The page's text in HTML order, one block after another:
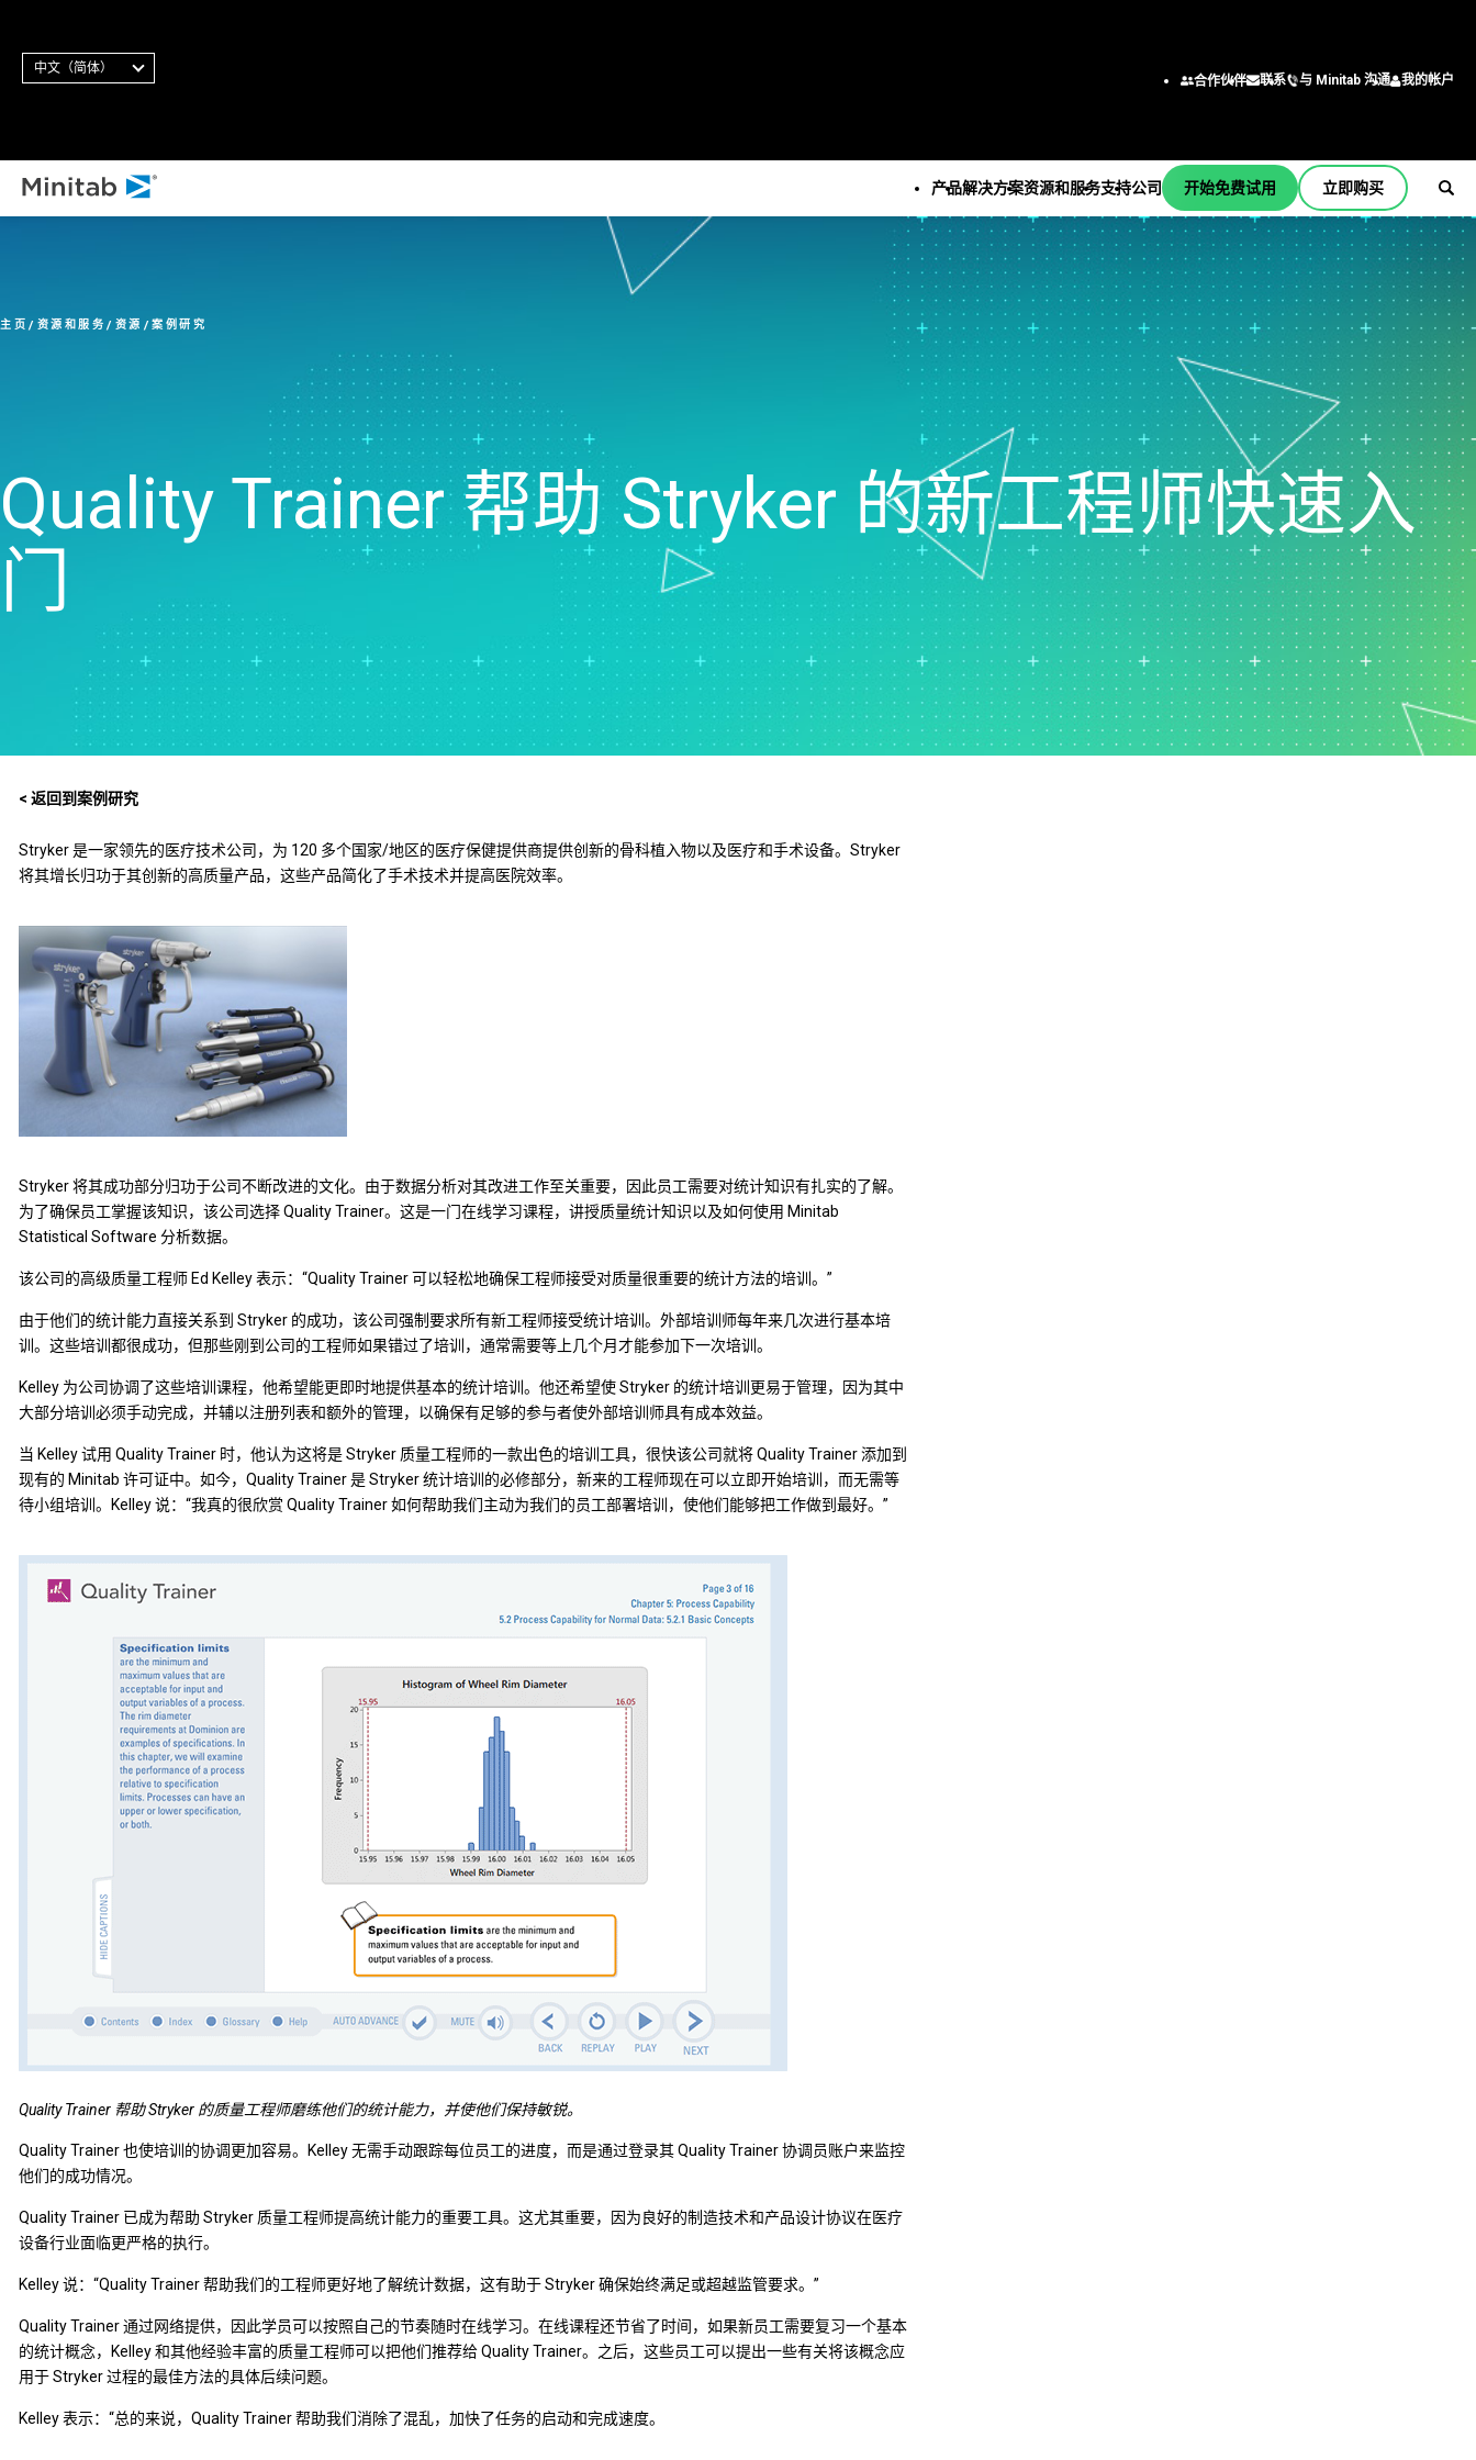
中文（简体）
合作伙伴
联系 与 Minitab 沟通 我的帐户
产品
Minitab Solution Center
Minitab Statistical
Minitab Connect
Minitab Education Hub
Minitab Engage
Minitab Workspace
Real-Time SPC
Prolink 数据收集和统计过
Scytec 数据收集和 OEE
Simul8 离散事件模拟
SPM
解决方案
业务分析和智能软件
统计过程控制
质量分析
Live Analytics
可靠性和寿命数据分析
离散事件模拟
自动化数据收集
数据集成和数据准备
模型和机器学习运营
创新和项目管理
过程卓越：检测、纠正和预
行业解决方案
学术
建筑
能源和自然资源
政府和公共部门
医疗保健
保险
制造和工业
制药
服务
软件和技术
按职能/角色
工程
商业分析师
信息技术
供应链
客户服务和联系中心
人力资源
营销数据分析
研发
资源和服务
电子书和白皮书
服务
培训
部署
自定进度的学习
继续教育
咨询
支持
技术支持
订阅和激活
Minitab Quick Start
培训
安装支持
支持文档
软件更新
产品下载
支持政策
公司
公司
关于我们
领导团队
合作伙伴
职业
新闻
Minitab 商品
开始免费试用 立即购买
主页 资源和服务 资源 案例研究
Quality Trainer 帮助 Stryker 的新工程师快速入
门
< 返回到案例研究
Stryker 是一家领先的医疗技术公司，为 120 多个国家/地区的医疗保健提供商提供创新的骨科植入物以及医疗和手术设备。Stryker
将其增长归功于其创新的高质量产品，这些产品简化了手术技术并提高医院效率。
Stryker 将其成功部分归功于公司不断改进的文化。由于数据分析对其改进工作至关重要，因此员工需要对统计知识有扎实的了解。
为了确保员工掌握该知识，该公司选择 Quality Trainer。这是一门在线学习课程，讲授质量统计知识以及如何使用 Minitab
Statistical Software 分析数据。
该公司的高级质量工程师 Ed Kelley 表示：“Quality Trainer 可以轻松地确保工程师接受对质量很重要的统计方法的培训。”
由于他们的统计能力直接关系到 Stryker 的成功，该公司强制要求所有新工程师接受统计培训。外部培训师每年来几次进行基本培
训。这些培训都很成功，但那些刚到公司的工程师如果错过了培训，通常需要等上几个月才能参加下一次培训。
Kelley 为公司协调了这些培训课程，他希望能更即时地提供基本的统计培训。他还希望使 Stryker 的统计培训更易于管理，因为其中
大部分培训必须手动完成，并辅以注册列表和额外的管理，以确保有足够的参与者使外部培训师具有成本效益。
当 Kelley 试用 Quality Trainer 时，他认为这将是 Stryker 质量工程师的一款出色的培训工具，很快该公司就将 Quality Trainer 添加到
现有的 Minitab 许可证中。如今，Quality Trainer 是 Stryker 统计培训的必修部分，新来的工程师现在可以立即开始培训，而无需等
待小组培训。Kelley 说：“我真的很欣赏 Quality Trainer 如何帮助我们主动为我们的员工部署培训，使他们能够把工作做到最好。”
Quality Trainer 帮助 Stryker 的质量工程师磨练他们的统计能力，并使他们保持敏锐。
Quality Trainer 也使培训的协调更加容易。Kelley 无需手动跟踪每位员工的进度，而是通过登录其 Quality Trainer 协调员账户来监控
他们的成功情况。
Quality Trainer 已成为帮助 Stryker 质量工程师提高统计能力的重要工具。这尤其重要，因为良好的制造技术和产品设计协议在医疗
设备行业面临更严格的执行。
Kelley 说：“Quality Trainer 帮助我们的工程师更好地了解统计数据，这有助于 Stryker 确保始终满足或超越监管要求。”
Quality Trainer 通过网络提供，因此学员可以按照自己的节奏随时在线学习。在线课程还节省了时间，如果新员工需要复习一个基本
的统计概念，Kelley 和其他经验丰富的质量工程师可以把他们推荐给 Quality Trainer。之后，这些员工可以提出一些有关将该概念应
用于 Stryker 过程的最佳方法的具体后续问题。
Kelley 表示：“总的来说，Quality Trainer 帮助我们消除了混乱，加快了任务的启动和完成速度。